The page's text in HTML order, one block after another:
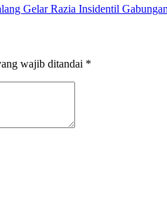
Gelar Razia Insidentil
wajib ditandai *